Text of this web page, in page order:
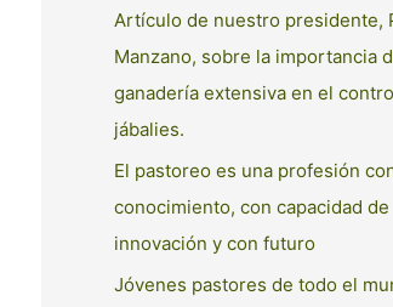
Artículo de nuestro presidente,
Manzano, sobre la importancia
ganadería extensiva en el
jábalies.
El pastoreo es una profesión
conocimiento, con capacidad de
innovación y con futuro
Jóvenes pastores de todo el